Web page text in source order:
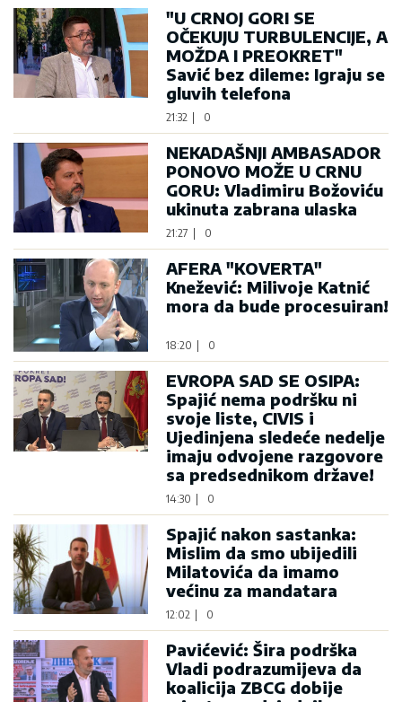
"U CRNOJ GORI SE
OČEKUJU TURBULENCIJE, A
MOŽDA I PREOKRET"
Savić bez dileme: Igraju se
gluvih telefona
21:32 0
NEKADAŠNJI AMBASADOR
PONOVO MOŽE U CRNU
GORU: Vladimiru Božoviću
ukinuta zabrana ulaska
21:27 0
AFERA "KOVERTA"
Knežević: Milivoje Katnić
mora da bude procesuiran!
18:20 0
EVROPA SAD SE OSIPA:
Spajić nema podršku ni
svoje liste, CIVIS i
Ujedinjena sledeće nedelje
imaju odvojene razgovore
sa predsednikom države!
14:30 0
Spajić nakon sastanka:
Mislim da smo ubijedili
Milatovića da imamo
većinu za mandatara
12:02 0
Pavićević: Šira podrška
Vladi podrazumijeva da
koalicija ZBCG dobije